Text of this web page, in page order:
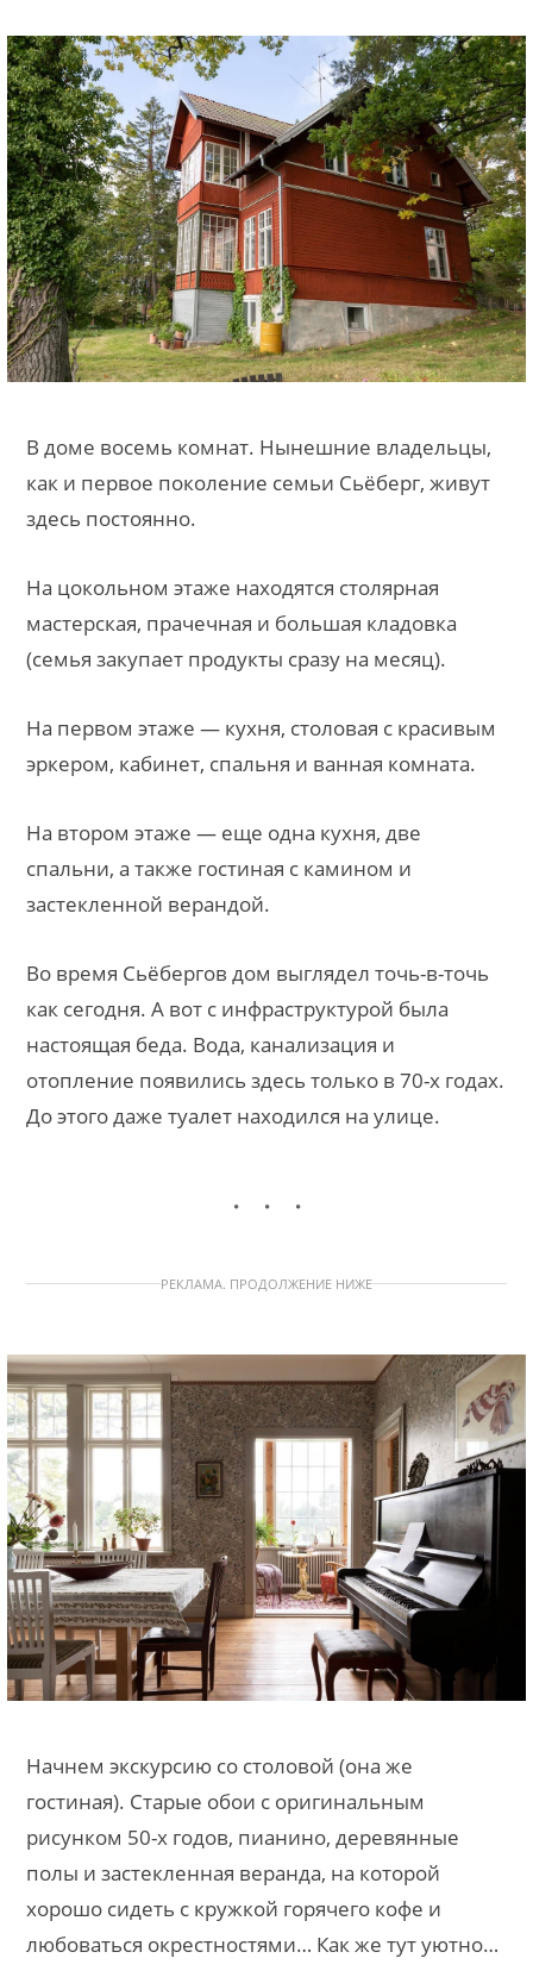
В доме восемь комнат. Нынешние владельцы,
как и первое поколение семьи Сьёберг, живут
здесь постоянно.
На цокольном этаже находятся столярная
мастерская, прачечная и большая кладовка
(семья закупает продукты сразу на месяц).
На первом этаже — кухня, столовая с красивым
эркером, кабинет, спальня и ванная комната.
На втором этаже — еще одна кухня, две
спальни, а также гостиная с камином и
застекленной верандой.
Во время Сьёбергов дом выглядел точь-в-точь
как сегодня. А вот с инфраструктурой была
настоящая беда. Вода, канализация и
отопление появились здесь только в 70-х годах.
До этого даже туалет находился на улице.
РЕКЛАМА. ПРОДОЛЖЕНИЕ НИЖЕ
Начнем экскурсию со столовой (она же
гостиная). Старые обои с оригинальным
рисунком 50-х годов, пианино, деревянные
полы и застекленная веранда, на которой
хорошо сидеть с кружкой горячего кофе и
любоваться окрестностями… Как же тут уютно…